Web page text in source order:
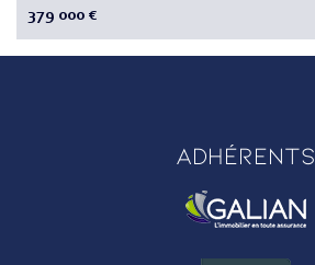
379 000 €
Adhérents